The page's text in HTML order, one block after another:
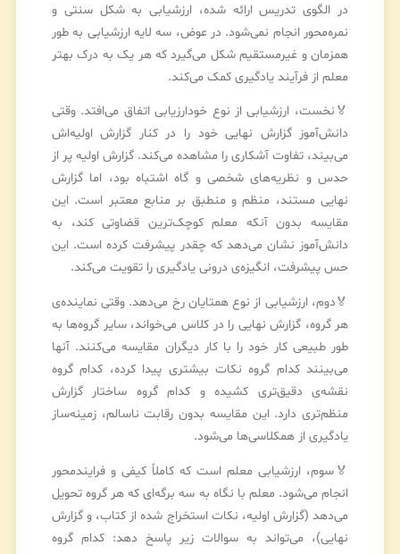
در الگوی تدریس ارائه شده، ارزشیابی به شکل سنتی و
نمره‌محور انجام نمی‌شود. در عوض، سه لایه ارزشیابی به طور
همزمان و غیرمستقیم شکل می‌گیرد که هر یک به درک بهتر
معلم از فرآیند یادگیری کمک می‌کند.
🏅نخست، ارزشیابی از نوع خودارزیابی اتفاق می‌افتد. وقتی
دانش‌آموز گزارش نهایی خود را در کنار گزارش اولیه‌اش
می‌بیند، تفاوت آشکاری را مشاهده می‌کند. گزارش اولیه پر از
حدس و نظریه‌های شخصی و گاه اشتباه بود، اما گزارش
نهایی مستند، منظم و منطبق بر منابع معتبر است. این
مقایسه بدون آنکه معلم کوچک‌ترین قضاوتی کند، به
دانش‌آموز نشان می‌دهد که چقدر پیشرفت کرده است. این
حس پیشرفت، انگیزه‌ی درونی یادگیری را تقویت می‌کند.
🏅دوم، ارزشیابی از نوع همتایان رخ می‌دهد. وقتی نماینده‌ی
هر گروه، گزارش نهایی را در کلاس می‌خواند، سایر گروه‌ها به
طور طبیعی کار خود را با کار دیگران مقایسه می‌کنند. آنها
می‌بینند کدام گروه نکات بیشتری پیدا کرده، کدام گروه
نقشه‌ی دقیق‌تری کشیده و کدام گروه ساختار گزارش
منظم‌تری دارد. این مقایسه بدون رقابت ناسالم، زمینه‌ساز
یادگیری از همکلاسی‌ها می‌شود.
🏅سوم، ارزشیابی معلم است که کاملاً کیفی و فرایندمحور
انجام می‌شود. معلم با نگاه به سه برگه‌ای که هر گروه تحویل
می‌دهد (گزارش اولیه، نکات استخراج شده از کتاب، و گزارش
نهایی)، می‌تواند به سوالات زیر پاسخ دهد: کدام گروه